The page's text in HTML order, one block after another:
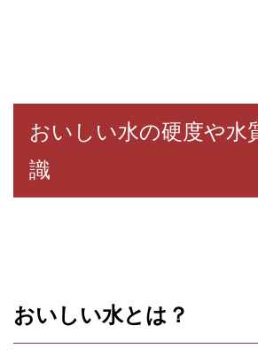
おいしい水の硬度や水
識
おいしい水とは？